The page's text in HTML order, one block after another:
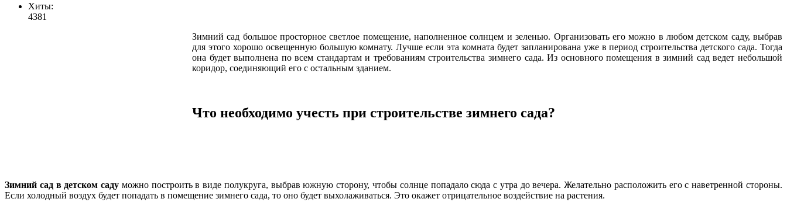
Хиты:
4381
Зимний сад большое просторное светлое помещение, наполненное солнцем и зеленью. Организовать его можно в любом детском саду, выбрав
для этого хорошо освещенную большую комнату. Лучше если эта комната будет запланирована уже в период строительства детского сада. Тогда
она будет выполнена по всем стандартам и требованиям строительства зимнего сада. Из основного помещения в зимний сад ведет небольшой
коридор, соединяющий его с остальным зданием.
Что необходимо учесть при строительстве зимнего сада?
Зимний сад в детском саду можно построить в виде полукруга, выбрав южную сторону, чтобы солнце попадало сюда с утра до вечера. Желательно расположить его с наветренной стороны.
Если холодный воздух будет попадать в помещение зимнего сада, то оно будет выхолаживаться. Это окажет отрицательное воздействие на растения.